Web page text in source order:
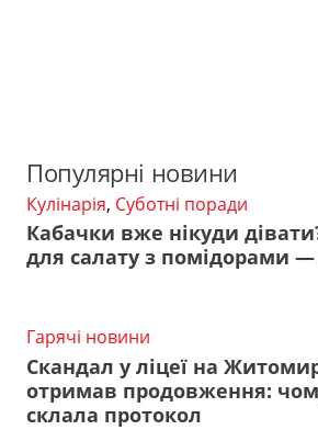
Популярні новини
Кулінарія, Суботні поради
Кабачки вже нікуди
для салату з помідорами —
Гарячі новини
Скандал у ліцеї на
отримав продовження:
склала протокол